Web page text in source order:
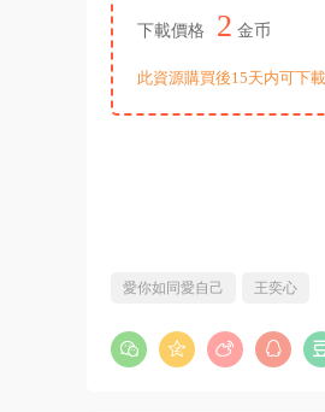
下載價格 2 金币
此資源購買後15天内可下
愛你如同愛自己 王奕心